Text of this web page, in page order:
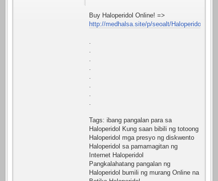
Buy Haloperidol Online! =>
http://medhalsa.site/p/seoalt/Haloperidol.html
.
.
.
.
.
.
.
.
Tags: ibang pangalan para sa
Haloperidol Kung saan bibili ng totoong
Haloperidol mga presyo ng diskwento
Haloperidol sa pamamagitan ng
Internet Haloperidol
Pangkalahatang pangalan ng
Haloperidol bumili ng murang Online na